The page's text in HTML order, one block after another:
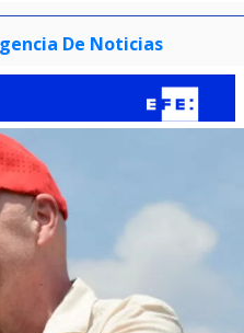
De Noticias